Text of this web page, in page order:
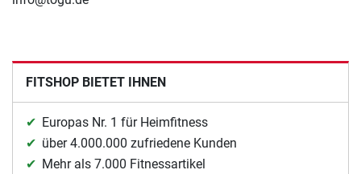
FITSHOP BIETET IHNEN
Europas Nr. 1 für Heimfitness
über 4.000.000 zufriedene Kunden
Mehr als 7.000 Fitnessartikel